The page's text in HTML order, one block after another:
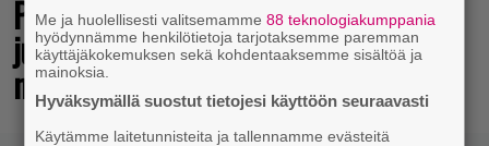
Pokémon-peleistä tunnettu studio
julkaisi toimintaroolipelin – tätä
mieltä ovat arviot
Me ja huolellisesti valitsemamme88 teknologiakumppania
hyödynnämme henkilötietoja tarjotaksemme paremman
käyttäjäkokemuksen sekä kohdentaaksemme sisältöä ja
mainoksia.
Hyväksymällä suostut tietojesi käyttöön seuraavasti
Käytämme laitetunnisteita ja tallennamme evästeitä